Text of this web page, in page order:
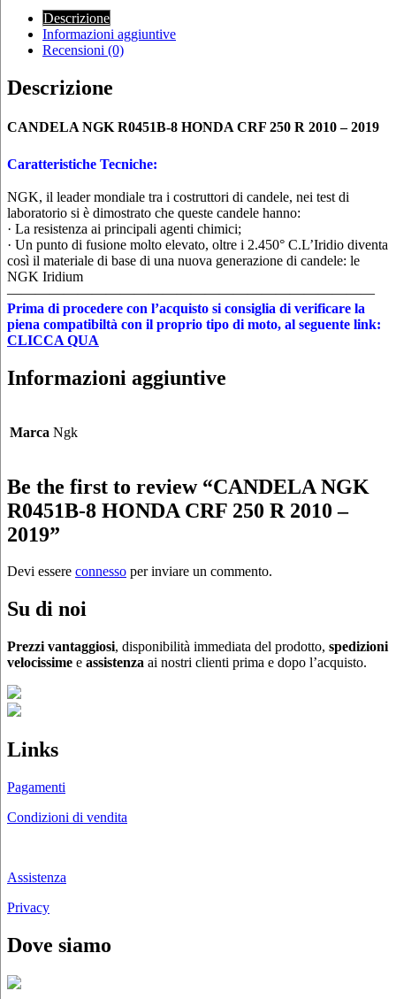
Descrizione
Informazioni aggiuntive
Recensioni (0)
Descrizione
CANDELA NGK R0451B-8 HONDA CRF 250 R 2010 – 2019
Caratteristiche Tecniche:
NGK, il leader mondiale tra i costruttori di candele, nei test di
laboratorio si è dimostrato che queste candele hanno:
· La resistenza ai principali agenti chimici;
· Un punto di fusione molto elevato, oltre i 2.450° C.L’Iridio diventa
così il materiale di base di una nuova generazione di candele: le
NGK Iridium
——————————————————————————
Prima di procedere con l’acquisto si consiglia di verificare la
piena compatibiltà con il proprio tipo di moto, al seguente link:
CLICCA QUA
Informazioni aggiuntive
Marca Ngk
Be the first to review “CANDELA NGK
R0451B-8 HONDA CRF 250 R 2010 –
2019”
Devi essere connesso per inviare un commento.
Su di noi
Prezzi vantaggiosi, disponibilità immediata del prodotto, spedizioni
velocissime e assistenza ai nostri clienti prima e dopo l’acquisto.
Links
Pagamenti
Condizioni di vendita
Assistenza
Privacy
Dove siamo